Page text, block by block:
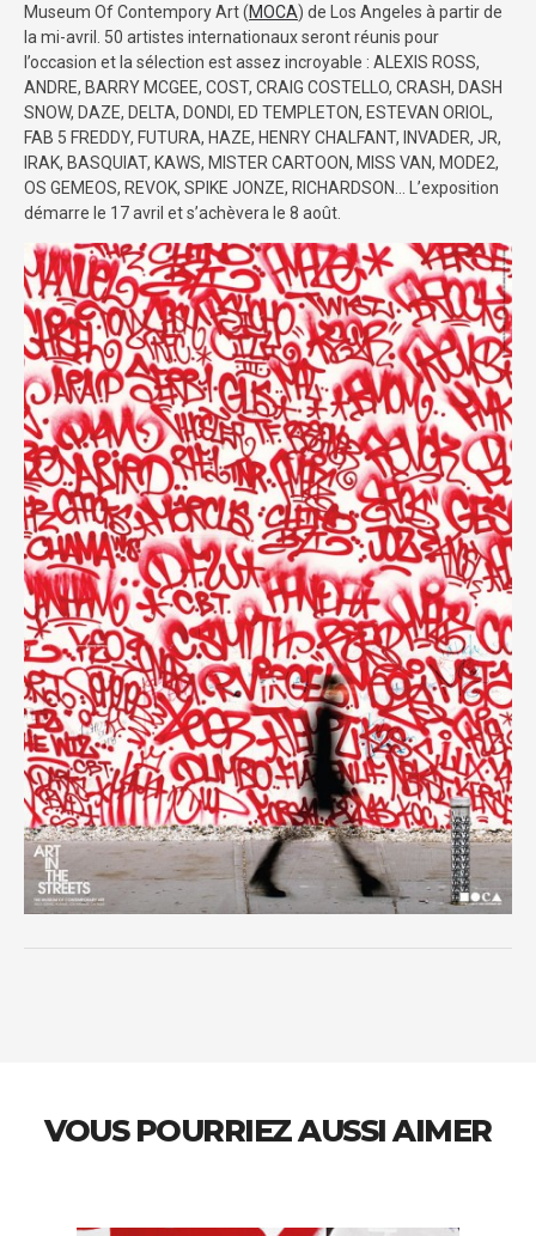
Museum Of Contempory Art (MOCA) de Los Angeles à partir de
la mi-avril. 50 artistes internationaux seront réunis pour
l’occasion et la sélection est assez incroyable : ALEXIS ROSS,
ANDRE, BARRY MCGEE, COST, CRAIG COSTELLO, CRASH, DASH
SNOW, DAZE, DELTA, DONDI, ED TEMPLETON, ESTEVAN ORIOL,
FAB 5 FREDDY, FUTURA, HAZE, HENRY CHALFANT, INVADER, JR,
IRAK, BASQUIAT, KAWS, MISTER CARTOON, MISS VAN, MODE2,
OS GEMEOS, REVOK, SPIKE JONZE, RICHARDSON… L’exposition
démarre le 17 avril et s’achèvera le 8 août.
VOUS POURRIEZ AUSSI AIMER